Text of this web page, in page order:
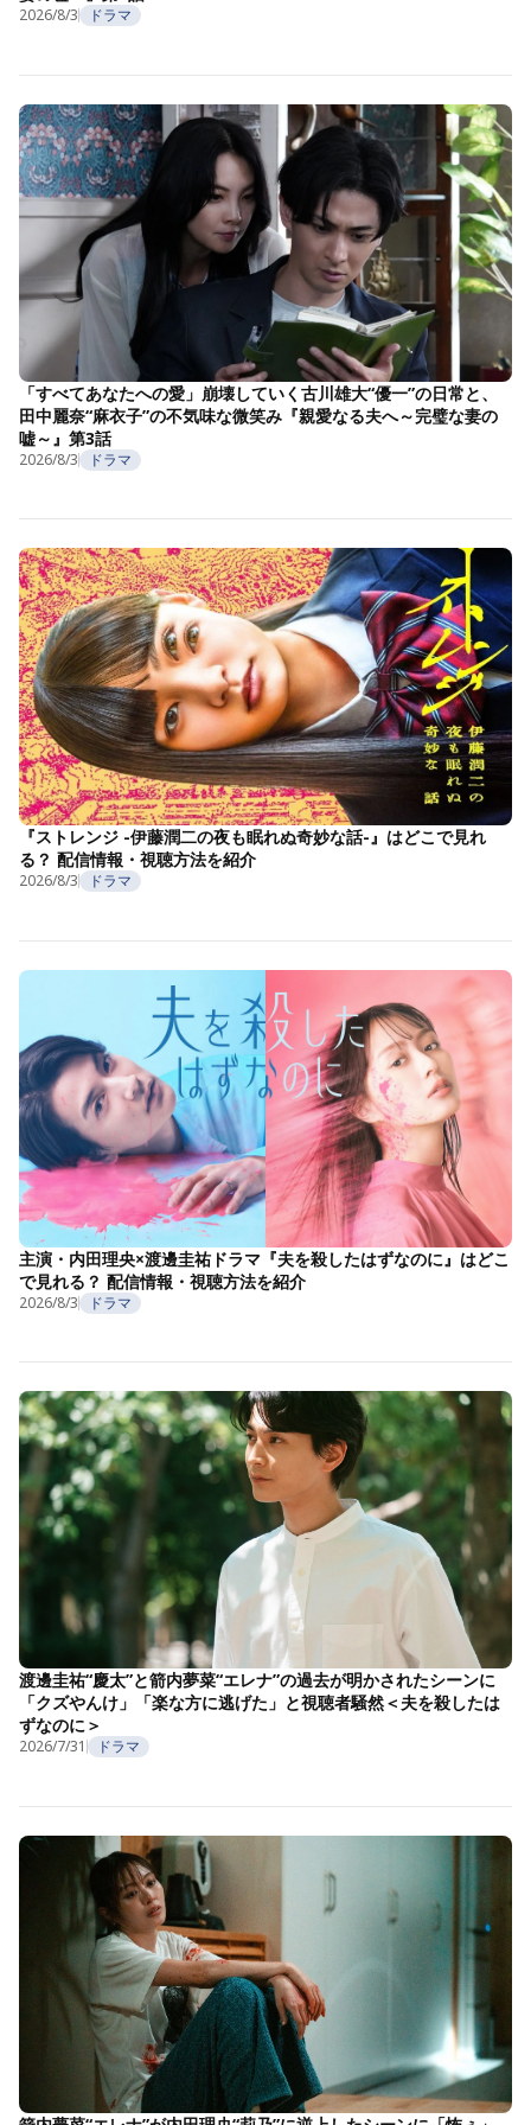
2026/8/3 ドラマ
「すべてあなたへの愛」崩壊していく古川雄大“優一”の日常と、
田中麗奈“麻衣子”の不気味な微笑み『親愛なる夫へ～完璧な妻の
嘘～』第3話
2026/8/3 ドラマ
『ストレンジ -伊藤潤二の夜も眠れぬ奇妙な話-』はどこで見れ
る？ 配信情報・視聴方法を紹介
2026/8/3 ドラマ
主演・内田理央×渡邊圭祐ドラマ『夫を殺したはずなのに』はどこ
で見れる？ 配信情報・視聴方法を紹介
2026/8/3 ドラマ
渡邊圭祐“慶太”と箭内夢菜“エレナ”の過去が明かされたシーンに
「クズやんけ」「楽な方に逃げた」と視聴者騒然＜夫を殺したは
ずなのに＞
2026/7/31 ドラマ